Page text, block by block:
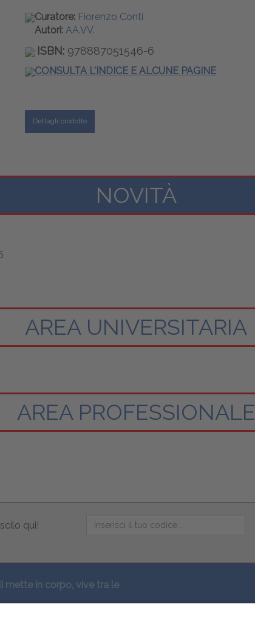
Curatore: Fiorenzo Conti
Autori: AA.VV.
ISBN:978887051546-6
CONSULTA L'INDICE E ALCUNE PAGINE
Dettagli prodotto
NOVITÀ
AREA UNIVERSITARIA
AREA PROFESSIONALE
qui!
mette in corpo, vive tra le